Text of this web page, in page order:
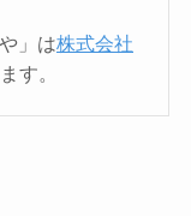
」は株式会社
す。